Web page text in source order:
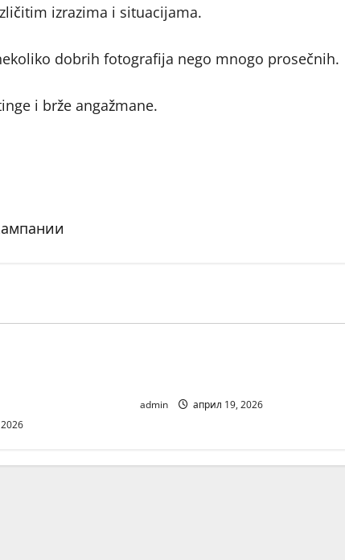
izrazima i situacijama.
dobrih fotografija nego mnogo prosečnih.
i brže angažmane.
admin април 19, 2026